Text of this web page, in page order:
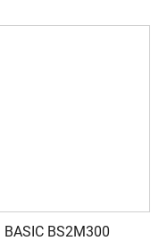
BASIC BS2M300